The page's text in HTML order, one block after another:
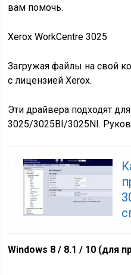
вам помочь.
Xerox WorkCentre 3025
Загружая файлы на свой
с лицензией Xerox.
Эти драйвера подходят
3025/3025BI/3025NI.
Windows 8 / 8.1 / 10 (для